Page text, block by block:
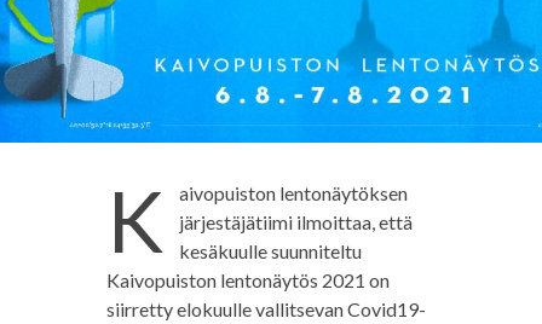
K
aivopuiston lentonäytöksen
järjestäjätiimi ilmoittaa, että
kesäkuulle suunniteltu
Kaivopuiston lentonäytös 2021 on
siirretty elokuulle vallitsevan Covid19-